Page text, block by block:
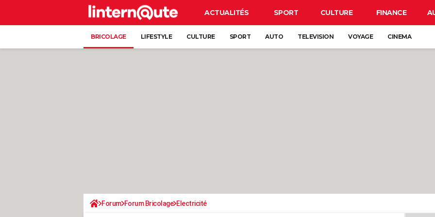
ACTUALITÉS SPORT CULTURE FINANCE
BRICOLAGE LIFESTYLE CULTURE SPORT AUTO TELEVISION VOYAGE CINEMA
Forum Forum Bricolage Electricité